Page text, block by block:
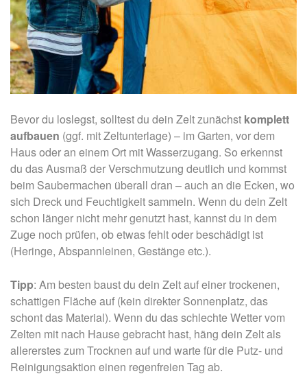
Bevor du loslegst, solltest du dein Zelt zunächst komplett
aufbauen (ggf. mit Zeltunterlage) – im Garten, vor dem
Haus oder an einem Ort mit Wasserzugang. So erkennst
du das Ausmaß der Verschmutzung deutlich und kommst
beim Saubermachen überall dran – auch an die Ecken, wo
sich Dreck und Feuchtigkeit sammeln. Wenn du dein Zelt
schon länger nicht mehr genutzt hast, kannst du in dem
Zuge noch prüfen, ob etwas fehlt oder beschädigt ist
(Heringe, Abspannleinen, Gestänge etc.).
Tipp: Am besten baust du dein Zelt auf einer trockenen,
schattigen Fläche auf (kein direkter Sonnenplatz, das
schont das Material). Wenn du das schlechte Wetter vom
Zelten mit nach Hause gebracht hast, häng dein Zelt als
allererstes zum Trocknen auf und warte für die Putz- und
Reinigungsaktion einen regenfreien Tag ab.